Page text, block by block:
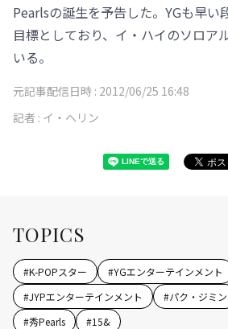
Pearlsの誕生を予告した。YGも早い
目標としており、イ・ハイのソロア
いる。
元記事配信日時 : 2012/06/25 16:48
記者 : イ・ヘリン
TOPICS
#K-POPスター #YGエンターテインメント
#JYPエンターテインメント #パク・ジミン
#秀Pearls #15&